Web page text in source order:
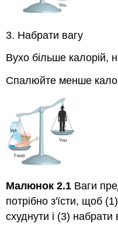
3. Набрати вагу
Вухо більше калорій,
Спалюйте менше
Малюнок 2.1 Ваги
потрібно з'їсти, щоб
схуднути і (3) набрати